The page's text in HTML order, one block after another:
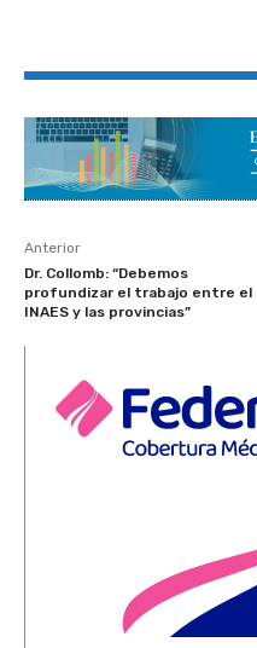
Anterior
Dr. Collomb: “Debemos
profundizar el trabajo entre el
INAES y las provincias”